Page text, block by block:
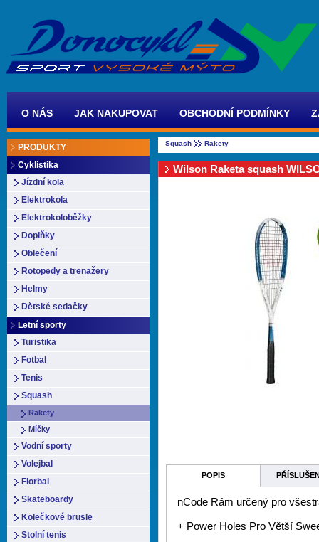
O NÁS JAK NAKUPOVAT OBCHODNÍ PODMÍNKY
PRODUKTY
Cyklistika
Jízdní kola
Elektrokola
Elektrokoloběžky
Doplňky
Oblečení
Rotopedy a trenažery
Helmy
Dětské sedačky
Letní sporty
Turistika
Fotbal
Tenis
Squash
Rakety
Míčky
Vodní sporty
Volejbal
Florbal
Skateboardy
Kolečkové brusle
Stolní tenis
Squash Rakety
Wilson Raketa squash
POPIS
nCode Rám určený pro
+ Power Holes Pro Větší